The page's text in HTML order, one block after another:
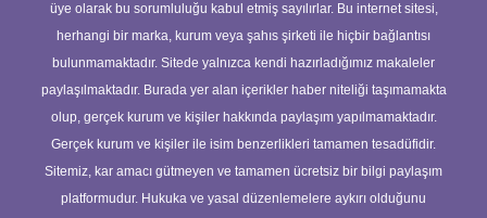
üye olarak bu sorumluluğu kabul etmiş sayılırlar. Bu internet sitesi,
herhangi bir marka, kurum veya şahıs şirketi ile hiçbir bağlantısı
bulunmamaktadır. Sitede yalnızca kendi hazırladığımız makaleler
paylaşılmaktadır. Burada yer alan içerikler haber niteliği taşımamakta
olup, gerçek kurum ve kişiler hakkında paylaşım yapılmamaktadır.
Gerçek kurum ve kişiler ile isim benzerlikleri tamamen tesadüfidir.
Sitemiz, kar amacı gütmeyen ve tamamen ücretsiz bir bilgi paylaşım
platformudur. Hukuka ve yasal düzenlemelere aykırı olduğunu